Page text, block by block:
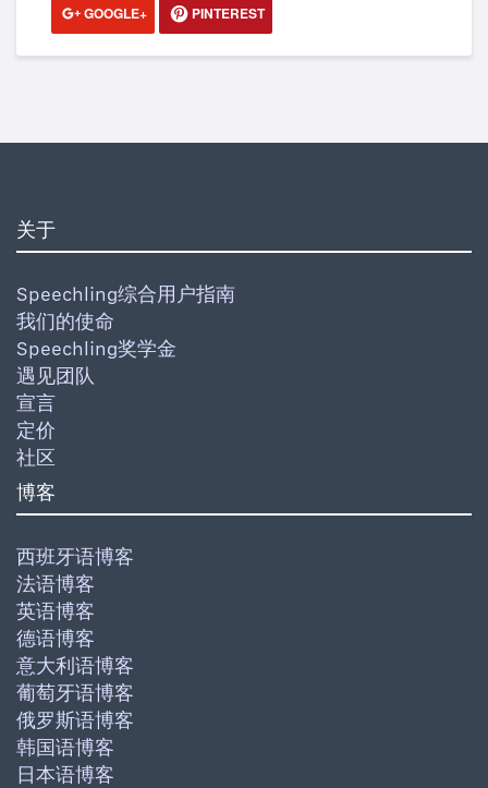
GOOGLE+
PINTEREST
关于
Speechling综合用户指南
我们的使命
Speechling奖学金
遇见团队
宣言
定价
社区
博客
西班牙语博客
法语博客
英语博客
德语博客
意大利语博客
葡萄牙语博客
俄罗斯语博客
韩国语博客
日本语博客